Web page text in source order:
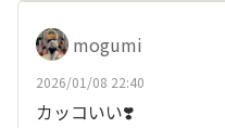
mogumi
2026/01/08 22:40
カッコいい❣️